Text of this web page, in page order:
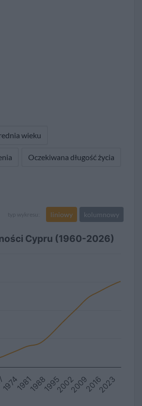
wieku
Oczekiwana długość życia
typ wykresu: liniowy kolumnowy
Cypru (1960-2026)
2002
1974198119881995 200920162023